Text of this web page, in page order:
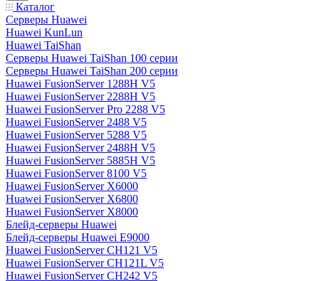
Каталог
Серверы Huawei
Huawei KunLun
Huawei TaiShan
Серверы Huawei TaiShan 100 серии
Серверы Huawei TaiShan 200 серии
Huawei FusionServer 1288H V5
Huawei FusionServer 2288H V5
Huawei FusionServer Pro 2288 V5
Huawei FusionServer 2488 V5
Huawei FusionServer 5288 V5
Huawei FusionServer 2488H V5
Huawei FusionServer 5885H V5
Huawei FusionServer 8100 V5
Huawei FusionServer X6000
Huawei FusionServer X6800
Huawei FusionServer X8000
Блейд-серверы Huawei
Блейд-серверы Huawei E9000
Huawei FusionServer CH121 V5
Huawei FusionServer CH121L V5
Huawei FusionServer CH242 V5